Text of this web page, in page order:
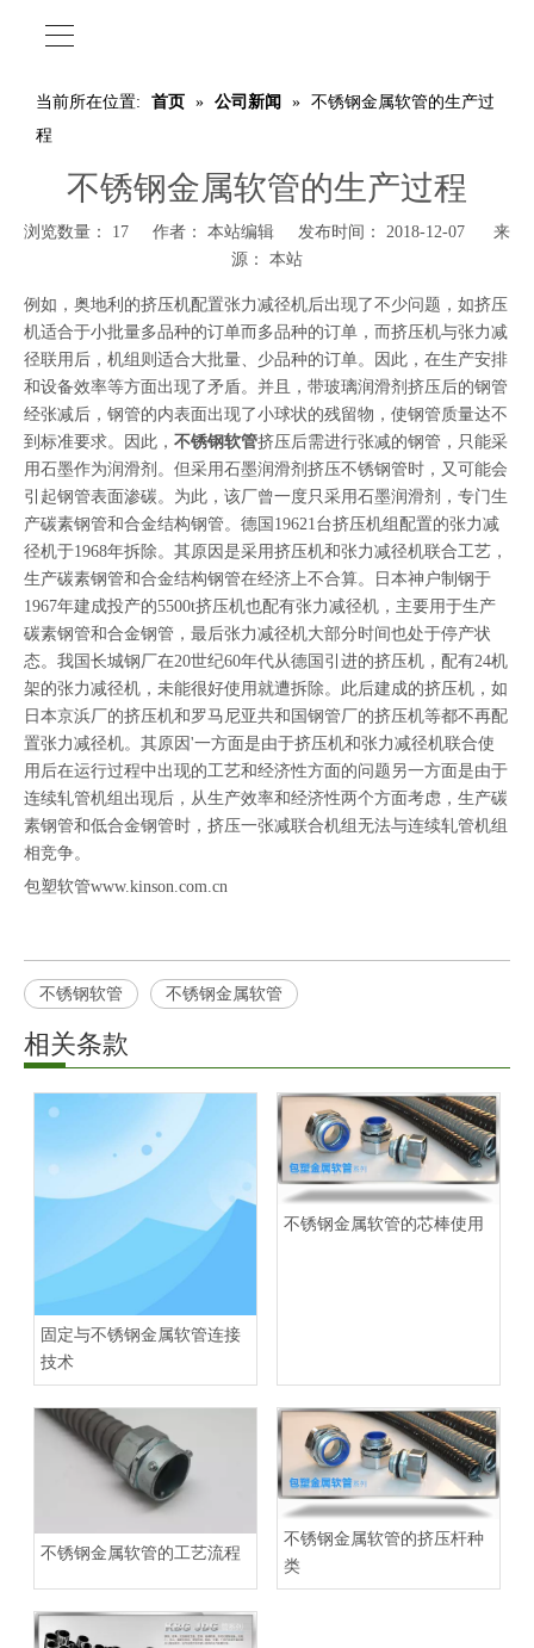
当前所在位置: 首页 » 公司新闻 » 不锈钢金属软管的生产过
程
不锈钢金属软管的生产过程
浏览数量： 17 作者： 本站编辑 发布时间： 2018-12-07 来
源： 本站
例如，奥地利的挤压机配置张力减径机后出现了不少问题，如挤压
机适合于小批量多品种的订单而多品种的订单，而挤压机与张力减
径联用后，机组则适合大批量、少品种的订单。因此，在生产安排
和设备效率等方面出现了矛盾。并且，带玻璃润滑剂挤压后的钢管
经张减后，钢管的内表面出现了小球状的残留物，使钢管质量达不
到标准要求。因此， 不锈钢软管挤压后需进行张减的钢管，只能采
用石墨作为润滑剂。但采用石墨润滑剂挤压不锈钢管时，又可能会
引起钢管表面渗碳。为此，该厂曾一度只采用石墨润滑剂，专门生
产碳素钢管和合金结构钢管。德国19621台挤压机组配置的张力减
径机于1968年拆除。其原因是采用挤压机和张力减径机联合工艺，
生产碳素钢管和合金结构钢管在经济上不合算。日本神户制钢于
1967年建成投产的5500t挤压机也配有张力减径机，主要用于生产
碳素钢管和合金钢管，最后张力减径机大部分时间也处于停产状
态。我国长城钢厂在20世纪60年代从德国引进的挤压机，配有24机
架的张力减径机，未能很好使用就遭拆除。此后建成的挤压机，如
日本京浜厂的挤压机和罗马尼亚共和国钢管厂的挤压机等都不再配
置张力减径机。其原因'一方面是由于挤压机和张力减径机联合使
用后在运行过程中出现的工艺和经济性方面的问题另一方面是由于
连续轧管机组出现后，从生产效率和经济性两个方面考虑，生产碳
素钢管和低合金钢管时，挤压一张减联合机组无法与连续轧管机组
相竞争。
包塑软管www.kinson.com.cn
不锈钢软管 不锈钢金属软管
相关条款
固定与不锈钢金属软管连接
技术
不锈钢金属软管的芯棒使用
不锈钢金属软管的工艺流程
不锈钢金属软管的挤压杆种
类